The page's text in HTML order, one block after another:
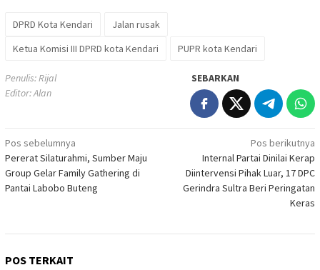
DPRD Kota Kendari
Jalan rusak
Ketua Komisi III DPRD kota Kendari
PUPR kota Kendari
Penulis: Rijal
Editor: Alan
SEBARKAN
Navigasi
pos
Pos sebelumnya
Pererat Silaturahmi, Sumber Maju
Group Gelar Family Gathering di
Pantai Labobo Buteng
Pos berikutnya
Internal Partai Dinilai Kerap
Diintervensi Pihak Luar, 17 DPC
Gerindra Sultra Beri Peringatan
Keras
POS TERKAIT